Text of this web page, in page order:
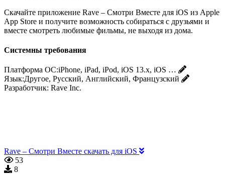
Скачайте приложение Rave – Смотри Вместе для iOS из Apple
App Store и получите возможность собираться с друзьями и
вместе смотреть любимые фильмы, не выходя из дома.
Системны требования
Платформа ОС:iPhone, iPad, iPod, iOS 13.x, iOS …
Язык:Другое, Русский, Английский, Французский
Разработчик: Rave Inc.
Rave – Смотри Вместе скачать для iOS
53
8